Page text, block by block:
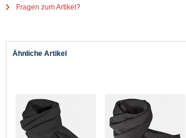
Fragen zum Artikel?
Ähnliche Artikel